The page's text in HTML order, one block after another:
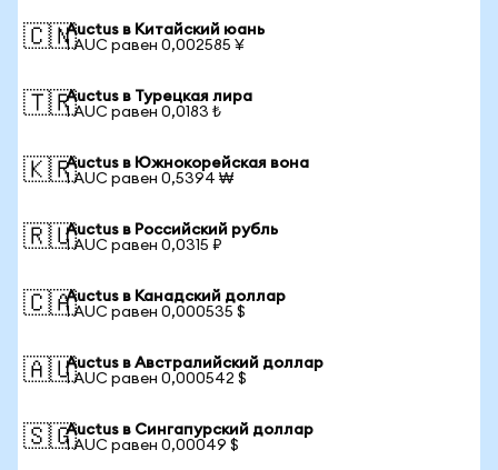
🇨🇳Auctus в Китайский юань
1 AUC равен 0,002585 ¥
🇹🇷Auctus в Турецкая лира
1 AUC равен 0,0183 ₺
🇰🇷Auctus в Южнокорейская вона
1 AUC равен 0,5394 ₩
🇷🇺Auctus в Российский рубль
1 AUC равен 0,0315 ₽
🇨🇦Auctus в Канадский доллар
1 AUC равен 0,000535 $
🇦🇺Auctus в Австралийский доллар
1 AUC равен 0,000542 $
🇸🇬Auctus в Сингапурский доллар
1 AUC равен 0,00049 $